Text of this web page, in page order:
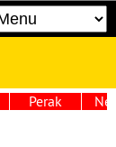
Perak